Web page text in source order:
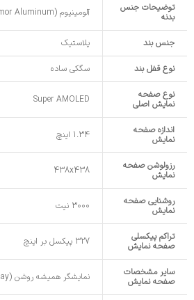
توضیحات جنس
بدنه آلومینیوم (Armor Aluminum) مقاوم و سبک
جنس بند پلاستیک
نوع قفل بند سگکی ساده
نوع صفحه
نمایش اصلی Super AMOLED
اندازه صفحه
نمایش 1.34 اینچ
رزولوشن صفحه
نمایش 438x438
روشنایی صفحه
نمایش 3000 نیت
تراکم پیکسلی
صفحه نمایش 327 پیکسل بر اینچ
سایر مشخصات
صفحه نمایش نمایشگر همیشه روشن (Always-on Display)